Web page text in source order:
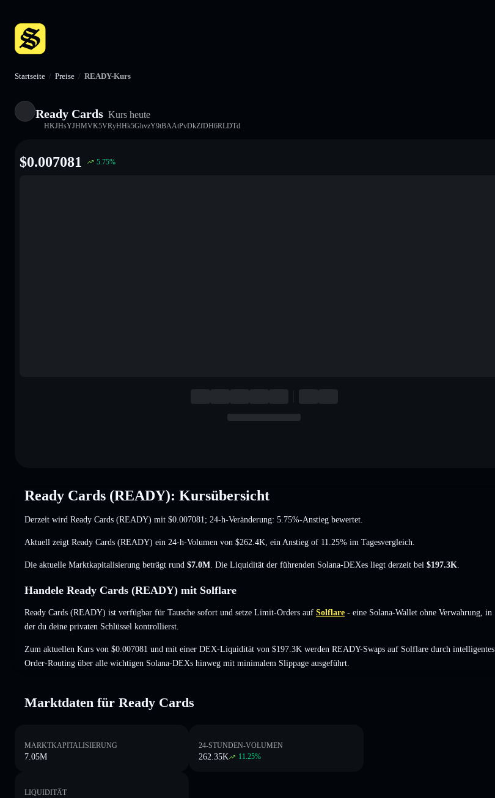
Startseite / Preise / READY-Kurs
Ready Cards Kurs heute
HKJHsYJHMVK5VRyHHk5GhvzY9tBAAtPvDkZfDH6RLDTd
$0.007081 5.75%
Ready Cards (READY): Kursübersicht
Derzeit wird Ready Cards (READY) mit $0.007081 ; 24-h-Veränderung: 5.75%-Anstieg bewertet.
Aktuell zeigt Ready Cards (READY) ein 24-h-Volumen von $262.4K ein Anstieg of 11.25% im Tagesvergleich.
Die aktuelle Marktkapitalisierung beträgt rund $7.0M . Die Liquidität der führenden Solana-DEXes liegt derzeit bei $197.3K
Handele Ready Cards (READY) mit Solflare
Ready Cards (READY) ist verfügbar für Tausche sofort und setze Limit-Orders auf Solflare - eine Solana-Wallet ohne Verwahrung, in
der du deine privaten Schlüssel kontrollierst.
Zum aktuellen Kurs von $0.007081 und mit einer DEX-Liquidität von $197.3K werden READY-Swaps auf Solflare durch intelligentes
Order-Routing über alle wichtigen Solana-DEXs hinweg mit minimalem Slippage ausgeführt.
Marktdaten für Ready Cards
MARKTKAPITALISIERUNG
7.05M
24-STUNDEN-VOLUMEN
262.35K 11.25%
LIQUIDITÄT